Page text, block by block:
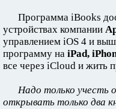
Программа iBooks
устройствах компании
управлением iOS 4 и
программу на iPad,
все через iCloud и жить
Надо только
открывать только два